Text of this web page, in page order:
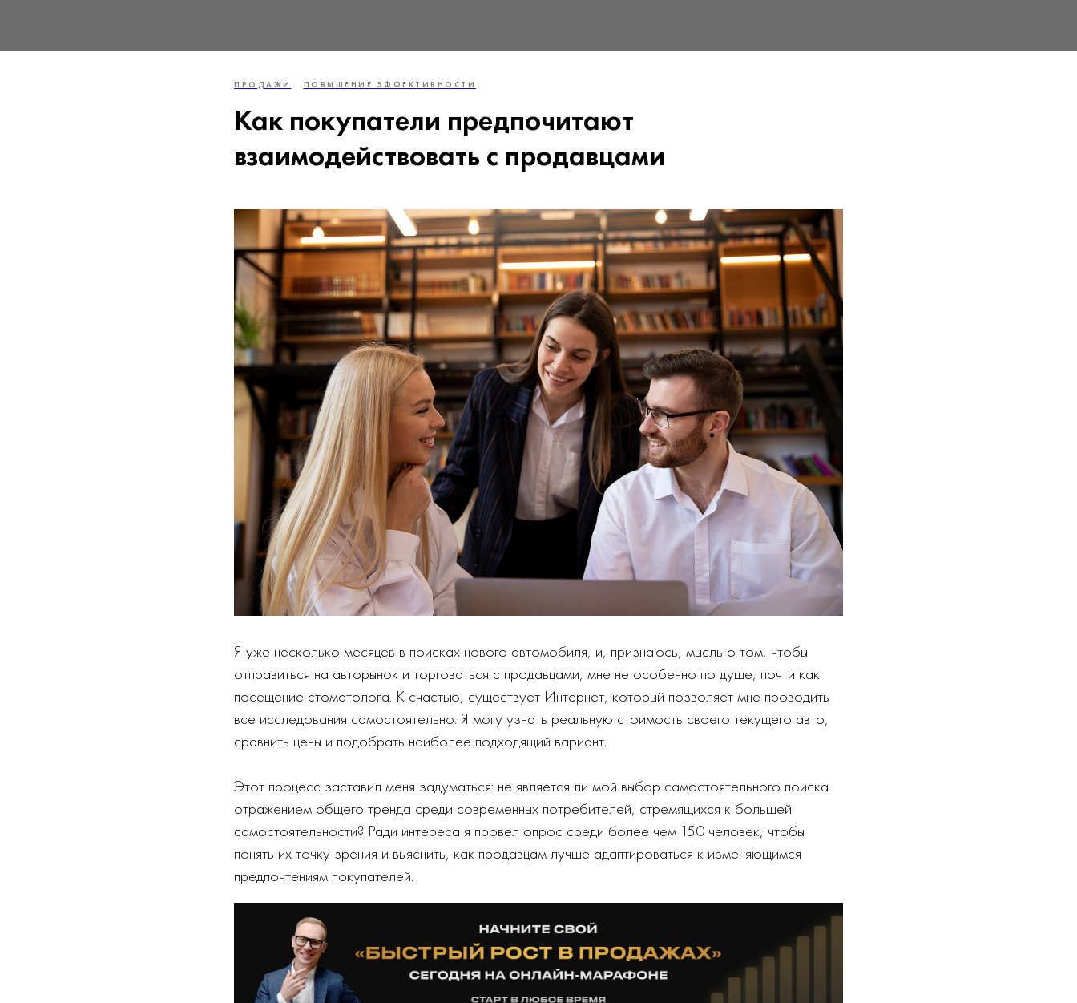
ПРОДАЖИ ПОВЫШЕНИЕ ЭФФЕКТИВНОСТИ
Как покупатели предпочитают
взаимодействовать с продавцами
Я уже несколько месяцев в поисках нового автомобиля, и, признаюсь, мысль о том, чтобы
отправиться на авторынок и торговаться с продавцами, мне не особенно по душе, почти как
посещение стоматолога. К счастью, существует Интернет, который позволяет мне проводить
все исследования самостоятельно. Я могу узнать реальную стоимость своего текущего авто,
сравнить цены и подобрать наиболее подходящий вариант.
Этот процесс заставил меня задуматься: не является ли мой выбор самостоятельного поиска
отражением общего тренда среди современных потребителей, стремящихся к большей
самостоятельности? Ради интереса я провел опрос среди более чем 150 человек, чтобы
понять их точку зрения и выяснить, как продавцам лучше адаптироваться к изменяющимся
предпочтениям покупателей.